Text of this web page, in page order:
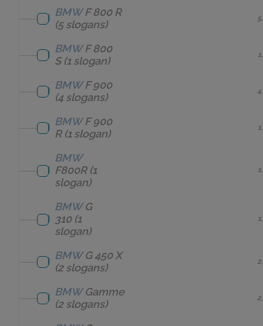
BMW F 800 R
(5 slogans)
BMW F 800
S(1 slogan)
BMW F 900
(4 slogans)
BMW F 900
R(1 slogan)
BMW
F800R(1
slogan)
BMW G
310(1
slogan)
BMW G 450 X
(2 slogans)
BMW Gamme
(2 slogans)